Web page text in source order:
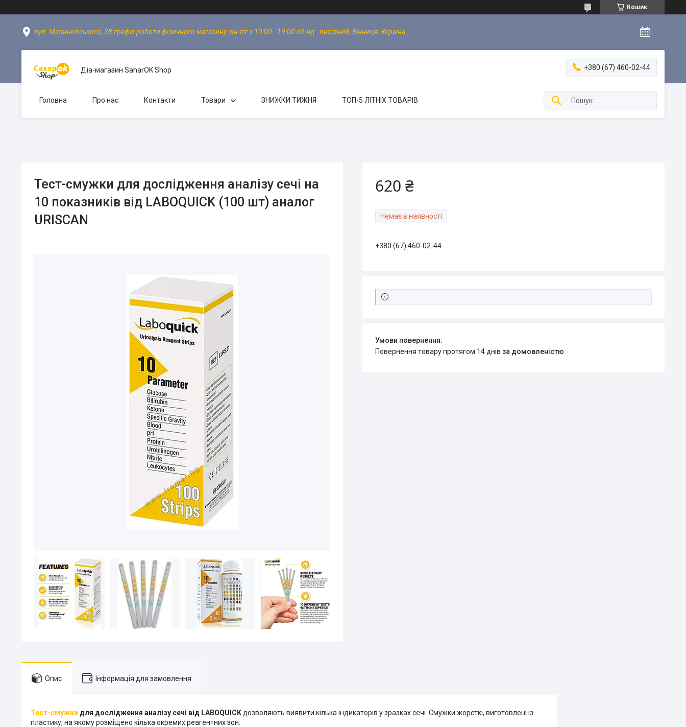
Кошик
вул. Малиновського, 38 графік роботи фізичного магазину: пн-пт з 10:00 - 19:00 сб-нд - вихідний, Вінниця, Україна
Діа-магазин SaharOK Shop +380 (67) 460-02-44
Головна Про нас Контакти Товари ЗНИЖКИ ТИЖНЯ ТОП-5 ЛІТНІХ ТОВАРІВ
Тест-смужки для дослідження аналізу сечі на
10 показників від LABOQUICK (100 шт) аналог
URISCAN
620 ₴
Немає в наявності
+380 (67) 460-02-44
повернення товару протягом 14 днів за домовленістю
Опис Інформація для замовлення
Тест-смужки для дослідження аналізу сечі від LABOQUICK дозволяють виявити кілька індикаторів у зразках сечі. Смужки жорсткі, виготовлені із
пластику, на якому розміщено кілька окремих реагентних зон.